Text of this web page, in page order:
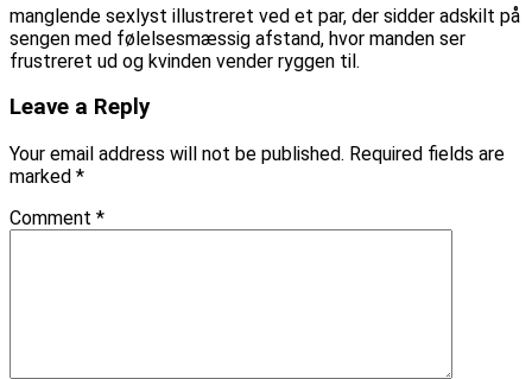
manglende sexlyst illustreret ved et par, der sidder adskilt på
sengen med følelsesmæssig afstand, hvor manden ser
frustreret ud og kvinden vender ryggen til.
Leave a Reply
Your email address will not be published. Required fields are
marked *
Comment *